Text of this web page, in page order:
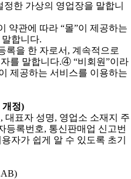
한 가상의 영업장을 말합니
약관에 따라 “몰”이 제공하는
합니다.
록을 한 자로서 , 계속적으로
를 말합니다.④ “비회원”이라
제공하는 서비스를 이용하는
개정)
, 대표자 성명, 영업소 소재지 주
등록번호, 통신판매업 신고번
자가 쉽게 알 수 있도록 초기